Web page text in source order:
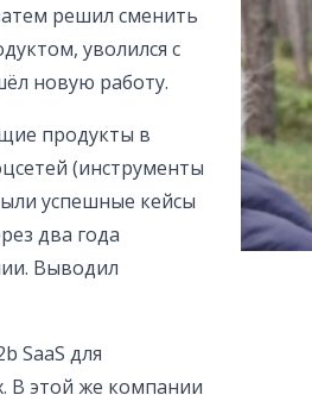
решил сменить
уволился с
новую работу.
продукты в
(инструменты
успешные кейсы
два года
Выводил
SaaS для
В этой же компании